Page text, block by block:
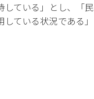
している」とし、「民
ている状況である」